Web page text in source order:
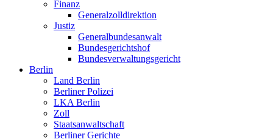
Finanz
Generalzolldirektion
Justiz
Generalbundesanwalt
Bundesgerichtshof
Bundesverwaltungsgericht
Berlin
Land Berlin
Berliner Polizei
LKA Berlin
Zoll
Staatsanwaltschaft
Berliner Gerichte